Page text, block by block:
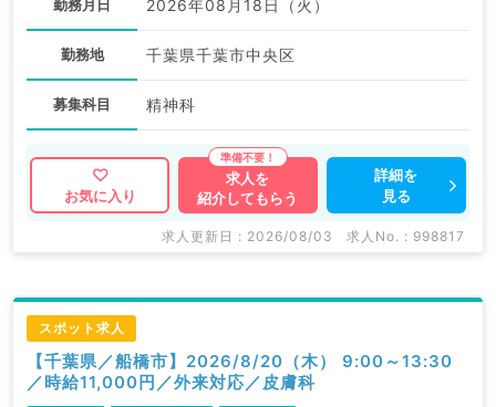
勤務月日 2026年08月18日（火）
勤務地 千葉県千葉市中央区
募集科目 精神科
お気に入り
求人を
紹介してもらう
詳細を
見る
求人更新日 : 2026/08/03 求人No. : 998817
スポット求人
【千葉県／船橋市】2026/8/20（木） 9:00～13:30
／時給11,000円／外来対応／皮膚科